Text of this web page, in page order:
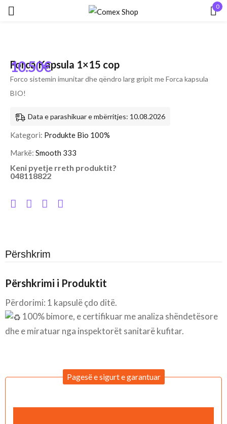
0
Forca Kapsula 1×15 cop
10.50€
Forco sistemin imunitar dhe qëndro larg gripit me Forca kapsula
BIO!
Data e parashikuar e mbërritjes: 10.08.2026
Kategori: Produkte Bio 100%
Markë: Smooth 333
Keni pyetje rreth produktit?
048118822
Përshkrim
Përshkrimi i Produktit
Përdorimi: 1 kapsulë çdo ditë.
100% bimore, e certifikuar me analiza shëndetësore
dhe e miratuar nga inspektorët sanitarë kufitar.
Pagesë e sigurt e garantuar
Mbaj mend Keni humbur fjalëkalimin?